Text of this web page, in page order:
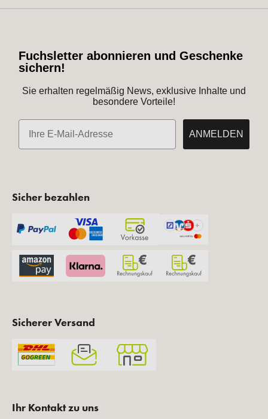
Fuchsletter abonnieren und Geschenke
sichern!
Sie erhalten regelmäßig News, exklusive Inhalte und
besondere Vorteile!
E-Mail
ANMELDEN
Sicher bezahlen
Sicherer Versand
Ihr Kontakt zu uns